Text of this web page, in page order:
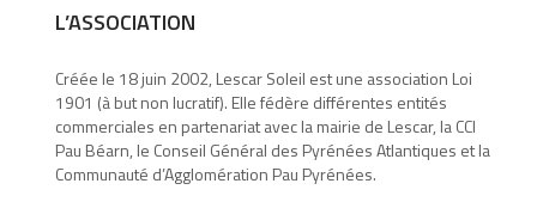
L’ASSOCIATION
Créée le 18 juin 2002, Lescar Soleil est une association Loi
1901 (à but non lucratif). Elle fédère différentes entités
commerciales en partenariat avec la mairie de Lescar, la CCI
Pau Béarn, le Conseil Général des Pyrénées Atlantiques et la
Communauté d’Agglomération Pau Pyrénées.